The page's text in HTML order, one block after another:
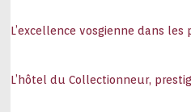
L’excellence vosgienne dans les
L’hôtel du Collectionneur,